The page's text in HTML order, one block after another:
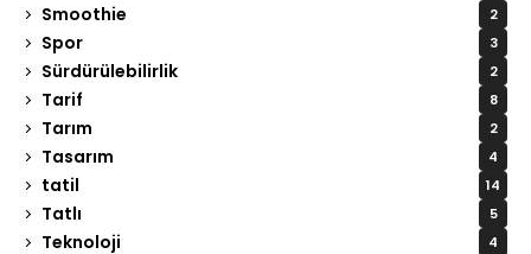
Smoothie 2
Spor 3
Sürdürülebilirlik 2
Tarif 8
Tarım 2
Tasarım 4
tatil 14
Tatlı 5
Teknoloji 4